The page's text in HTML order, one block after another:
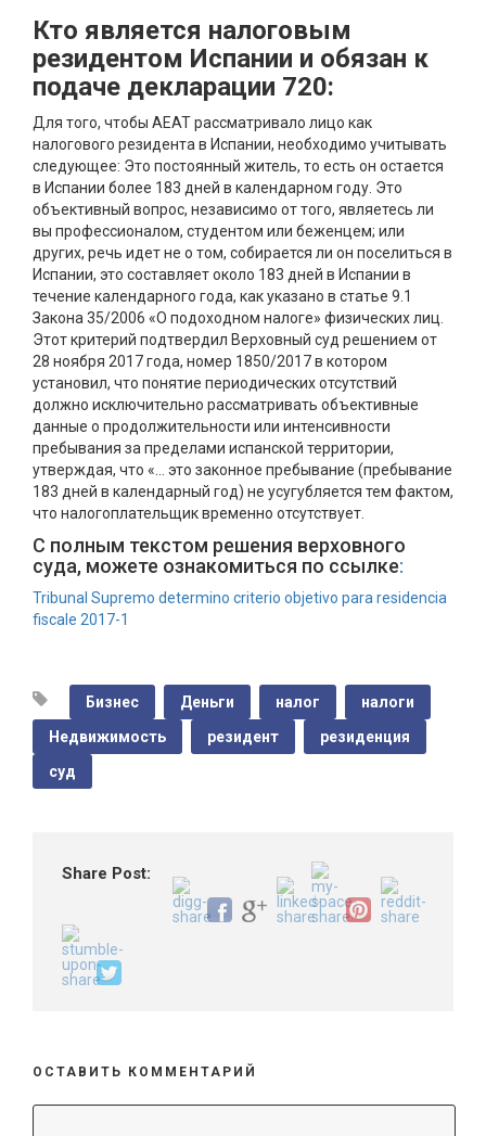
Кто является налоговым
резидентом Испании и обязан к
подаче декларации 720:
Для того, чтобы AEAT рассматривало лицо как
налогового резидента в Испании, необходимо учитывать
следующее: Это постоянный житель, то есть он остается
в Испании более 183 дней в календарном году. Это
объективный вопрос, независимо от того, являетесь ли
вы профессионалом, студентом или беженцем; или
других, речь идет не о том, собирается ли он поселиться в
Испании, это составляет около 183 дней в Испании в
течение календарного года, как указано в статье 9.1
Закона 35/2006 «О подоходном налоге» физических лиц.
Этот критерий подтвердил Верховный суд решением от
28 ноября 2017 года, номер 1850/2017 в котором
установил, что понятие периодических отсутствий
должно исключительно рассматривать объективные
данные о продолжительности или интенсивности
пребывания за пределами испанской территории,
утверждая, что «… это законное пребывание (пребывание
183 дней в календарный год) не усугубляется тем фактом,
что налогоплательщик временно отсутствует.
С полным текстом решения верховного
суда, можете ознакомиться по ссылке:
Tribunal Supremo determino criterio objetivo para residencia
fiscale 2017-1
Бизнес Деньги налог
налоги
Недвижимость
резидент
резиденция
суд
Share Post:
ОСТАВИТЬ КОММЕНТАРИЙ